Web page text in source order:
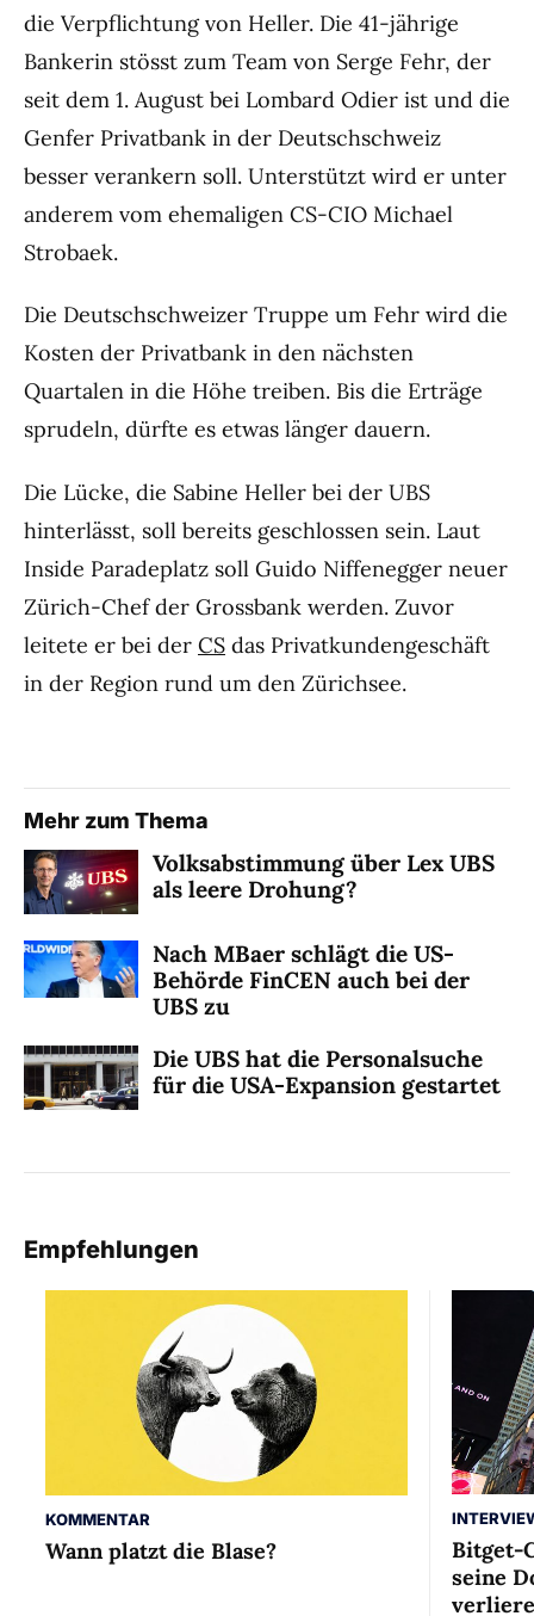
die Verpflichtung von Heller. Die 41-jährige
Bankerin stösst zum Team von Serge Fehr, der
seit dem 1. August bei Lombard Odier ist und die
Genfer Privatbank in der Deutschschweiz
besser verankern soll. Unterstützt wird er unter
anderem vom ehemaligen CS-CIO Michael
Strobaek.
Die Deutschschweizer Truppe um Fehr wird die
Kosten der Privatbank in den nächsten
Quartalen in die Höhe treiben. Bis die Erträge
sprudeln, dürfte es etwas länger dauern.
Die Lücke, die Sabine Heller bei der UBS
hinterlässt, soll bereits geschlossen sein. Laut
Inside Paradeplatz soll Guido Niffenegger neuer
Zürich-Chef der Grossbank werden. Zuvor
leitete er bei der CS das Privatkundengeschäft
in der Region rund um den Zürichsee.
Mehr zum Thema
Volksabstimmung über Lex UBS
als leere Drohung?
Nach MBaer schlägt die US-
Behörde FinCEN auch bei der
UBS zu
Die UBS hat die Personalsuche
für die USA-Expansion gestartet
Empfehlungen
KOMMENTAR
Wann platzt die Blase?
Bitget-
seine